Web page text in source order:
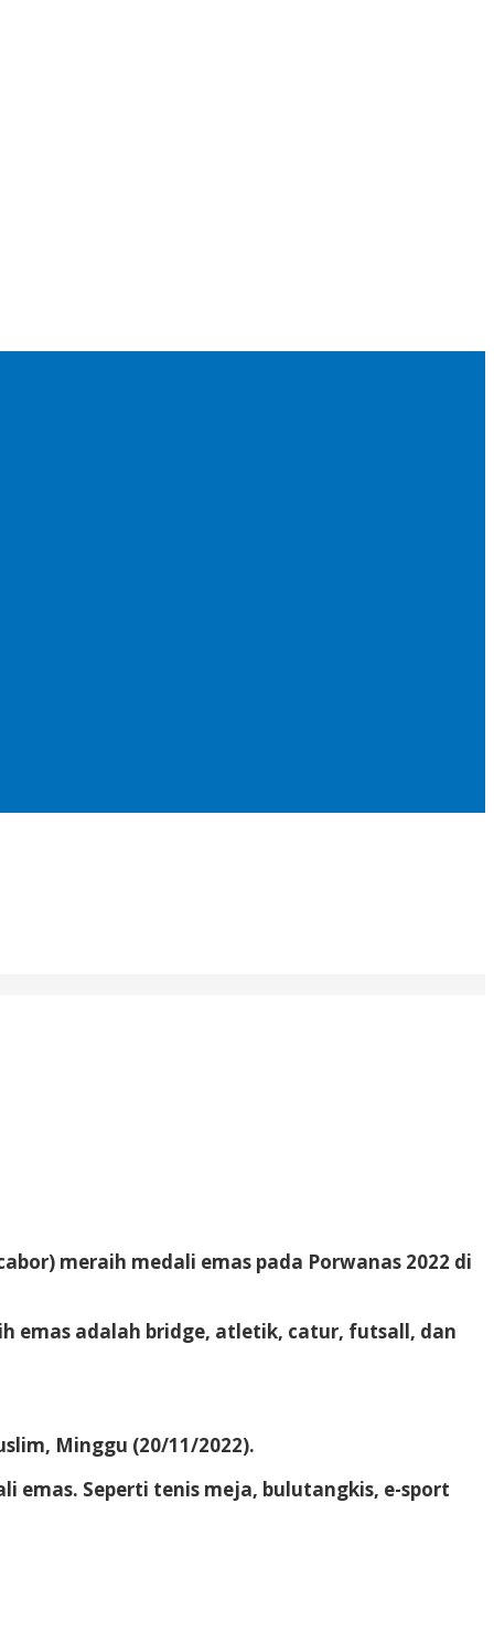
meraih medali emas pada Porwanas 2022 di
emas adalah bridge, atletik, catur, futsall, dan
Minggu (20/11/2022).
emas. Seperti tenis meja, bulutangkis, e-sport